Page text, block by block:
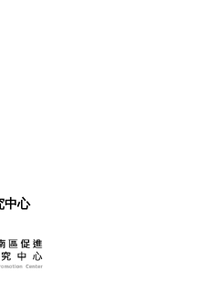
中心